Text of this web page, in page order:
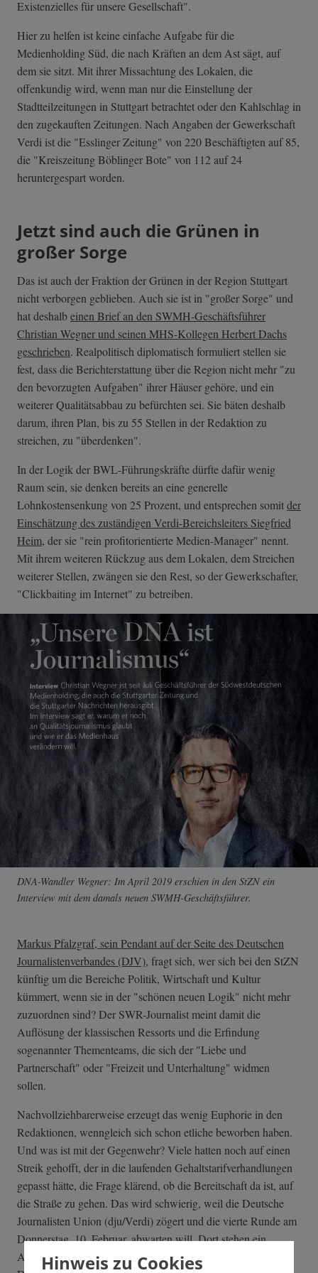
Existenzielles für unsere Gesellschaft".
Hier zu helfen ist keine einfache Aufgabe für die
Medienholding Süd, die nach Kräften an dem Ast sägt, auf
dem sie sitzt. Mit ihrer Missachtung des Lokalen, die
offenkundig wird, wenn man nur die Einstellung der
Stadtteilzeitungen in Stuttgart betrachtet oder den Kahlschlag in
den zugekauften Zeitungen. Nach Angaben der Gewerkschaft
Verdi ist die "Esslinger Zeitung" von 220 Beschäftigten auf 85,
die "Kreiszeitung Böblinger Bote" von 112 auf 24
heruntergespart worden.
Jetzt sind auch die Grünen in
großer Sorge
Das ist auch der Fraktion der Grünen in der Region Stuttgart
nicht verborgen geblieben. Auch sie ist in "großer Sorge" und
hat deshalbeinen Brief an den SWMH-Geschäftsführer
Christian Wegner und seinen MHS-Kollegen Herbert Dachs
geschrieben. Realpolitisch diplomatisch formuliert stellen sie
fest, dass die Berichterstattung über die Region nicht mehr "zu
den bevorzugten Aufgaben" ihrer Häuser gehöre, und ein
weiterer Qualitätsabbau zu befürchten sei. Sie bäten deshalb
darum, ihren Plan, bis zu 55 Stellen in der Redaktion zu
streichen, zu "überdenken".
In der Logik der BWL-Führungskräfte dürfte dafür wenig
Raum sein, sie denken bereits an eine generelle
Lohnkostensenkung von 25 Prozent, und entsprechen somitder
Einschätzung des zuständigen Verdi-Bereichsleiters Siegfried
Heim, der sie "rein profitorientierte Medien-Manager" nennt.
Mit ihrem weiteren Rückzug aus dem Lokalen, dem Streichen
weiterer Stellen, zwängen sie den Rest, so der Gewerkschafter,
"Clickbaiting im Internet" zu betreiben.
DNA-Wandler Wegner: Im April 2019 erschien in den StZN ein
Interview mit dem damals neuen SWMH-Geschäftsführer.
Markus Pfalzgraf, sein Pendant auf der Seite des Deutschen
Journalistenverbandes (DJV), fragt sich, wer sich bei den StZN
künftig um die Bereiche Politik, Wirtschaft und Kultur
kümmert, wenn sie in der "schönen neuen Logik" nicht mehr
zuzuordnen sind? Der SWR-Journalist meint damit die
Auflösung der klassischen Ressorts und die Erfindung
sogenannter Thementeams, die sich der "Liebe und
Partnerschaft" oder "Freizeit und Unterhaltung" widmen
sollen.
Nachvollziehbarerweise erzeugt das wenig Euphorie in den
Redaktionen, wenngleich sich schon etliche beworben haben.
Und was ist mit der Gegenwehr? Viele hatten noch auf einen
Streik gehofft, der in die laufenden Gehaltstarifverhandlungen
gepasst hätte, die Frage klärend, ob die Bereitschaft da ist, auf
die Straße zu gehen. Das wird schwierig, weil die Deutsche
Journalisten Union (dju/Verdi) zögert und die vierte Runde am
Donnerstag, 10. Februar, abwarten will. Dort stehen ein
Angebot von 1,7 Prozent plus 350 Euro Corona-Prämie zur
Hinweis zu Cookies